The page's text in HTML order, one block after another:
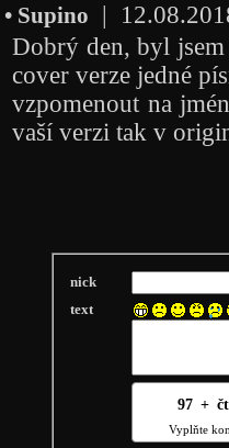
• Supino |
Dobrý den, byl jsem
cover verze jedné
vzpomenout na
vaší verzi tak v
nick
text
972 +1
Vyplňte